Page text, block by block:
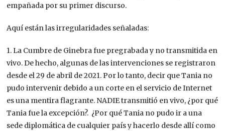
empañada por su primer discurso.
Aquí están las irregularidades señaladas:
1. La Cumbre de Ginebra fue pregrabada y no transmitida en
vivo. De hecho, algunas de las intervenciones se registraron
desde el 29 de abril de 2021. Por lo tanto, decir que Tania no
pudo intervenir debido a un corte en el servicio de Internet
es una mentira flagrante. NADIE transmitió en vivo, ¿por qué
Tania fue la excepción?. ¿Por qué Tania no pudo ir a una
sede diplomática de cualquier país y hacerlo desde allí como